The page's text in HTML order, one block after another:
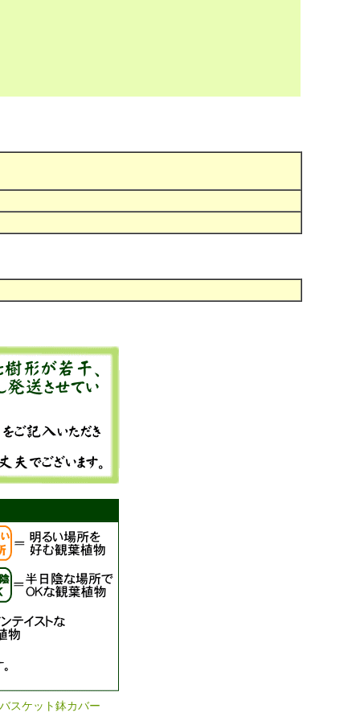
スケット鉢カバー